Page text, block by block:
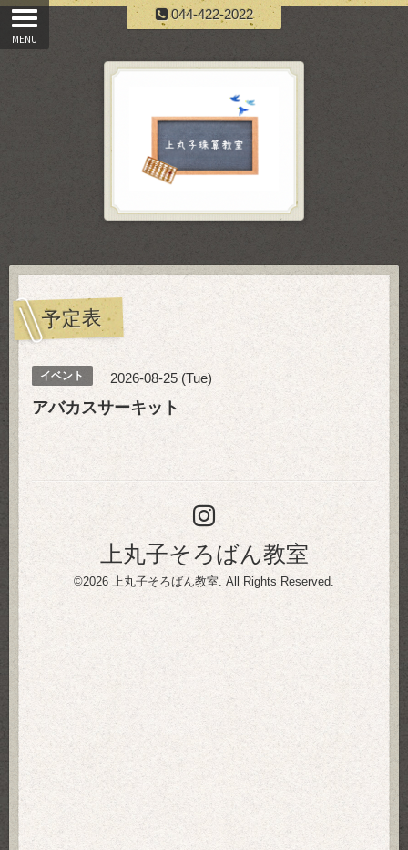
044-422-2022
予定表
イベント 2026-08-25 (Tue)
アバカスサーキット
上丸子そろばん教室
©2026 上丸子そろばん教室 . All Rights Reserved.